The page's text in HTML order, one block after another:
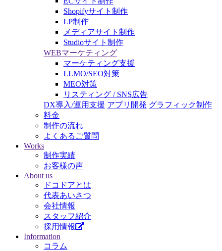
Shopifyサイト制作
LP制作
メディアサイト制作
Studioサイト制作
WEBマーケティング
マーケティング支援
LLMO/SEO対策
MEO対策
リスティング / SNS広告
DX導入/運用支援 アプリ開発 グラフィック制作
料金
制作の流れ
よくあるご質問
Works
制作実績
お客様の声
About us
ドコドアとは
代表あいさつ
会社情報
スタッフ紹介
採用情報
Information
コラム